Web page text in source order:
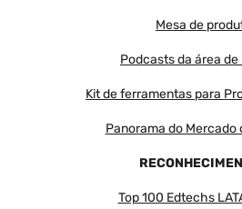
Mesa de
Podcasts da área
Kit de ferramentas para
Panorama do Mercado
Top 100 Edtechs